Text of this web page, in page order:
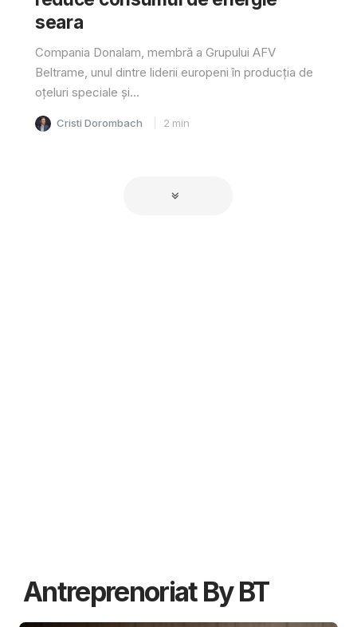
seara
Compania Donalam, membră a Grupului AFV
Beltrame, unul dintre liderii europeni în producția de
oțeluri speciale și...
Cristi Dorombach 2 min
Antreprenoriat By BT